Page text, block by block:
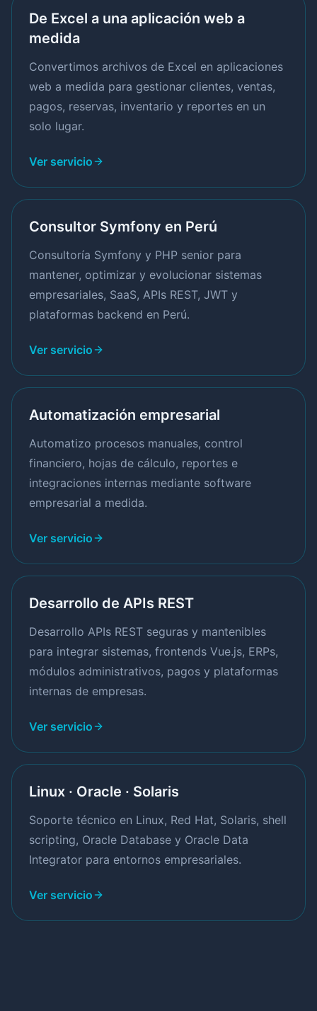
De Excel a una aplicación web a
medida
Convertimos archivos de Excel en aplicaciones
web a medida para gestionar clientes, ventas,
pagos, reservas, inventario y reportes en un
solo lugar.
Ver servicio
Consultor Symfony en Perú
Consultoría Symfony y PHP senior para
mantener, optimizar y evolucionar sistemas
empresariales, SaaS, APIs REST, JWT y
plataformas backend en Perú.
Ver servicio
Automatización empresarial
Automatizo procesos manuales, control
financiero, hojas de cálculo, reportes e
integraciones internas mediante software
empresarial a medida.
Ver servicio
Desarrollo de APIs REST
Desarrollo APIs REST seguras y mantenibles
para integrar sistemas, frontends Vue.js, ERPs,
módulos administrativos, pagos y plataformas
internas de empresas.
Ver servicio
Linux · Oracle · Solaris
Soporte técnico en Linux, Red Hat, Solaris, shell
scripting, Oracle Database y Oracle Data
Integrator para entornos empresariales.
Ver servicio